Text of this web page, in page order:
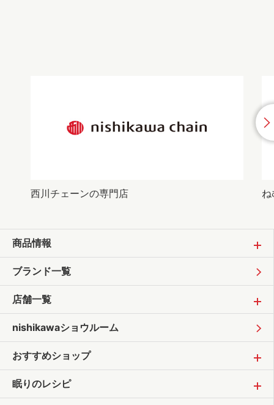
西川チェーンの専門店
商品情報
ブランド一覧
店舗一覧
nishikawaショウルーム
おすすめショップ
眠りのレシピ